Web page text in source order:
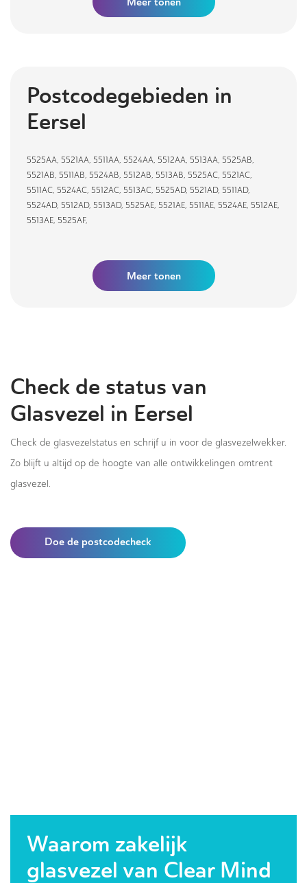
Postcodegebieden in
Eersel
5525AA, 5521AA, 5511AA, 5524AA, 5512AA, 5513AA, 5525AB,
5521AB, 5511AB, 5524AB, 5512AB, 5513AB, 5525AC, 5521AC,
5511AC, 5524AC, 5512AC, 5513AC, 5525AD, 5521AD, 5511AD,
5524AD, 5512AD, 5513AD, 5525AE, 5521AE, 5511AE, 5524AE, 5512AE,
5513AE, 5525AF,
Meer tonen
Check de status van
Glasvezel in Eersel
Check de glasvezelstatus en schrijf u in voor de glasvezelwekker.
Zo blijft u altijd op de hoogte van alle ontwikkelingen omtrent
glasvezel.
Doe de postcodecheck
Waarom zakelijk
glasvezel van Clear Mind